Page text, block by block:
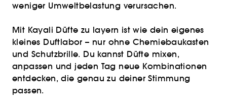
weniger Umweltbelastung verursachen.
Mit Kayali Düfte zu layern ist wie dein eigenes
kleines Duftlabor – nur ohne Chemiebaukasten
und Schutzbrille. Du kannst Düfte mixen,
anpassen und jeden Tag neue Kombinationen
entdecken, die genau zu deiner Stimmung
passen.